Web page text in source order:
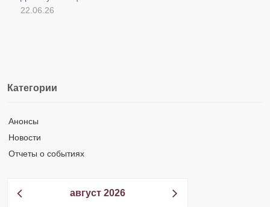
22.06.26
Категории
Анонсы
Новости
Отчеты о событиях
август 2026